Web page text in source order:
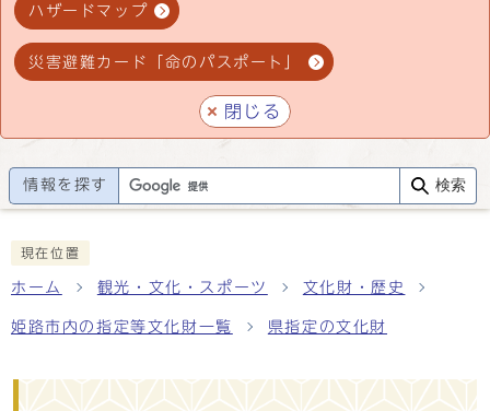
ハザードマップ
災害避難カード「命のパスポート」
閉じる
情報を探す 検索
現在位置
ホーム 観光・文化・スポーツ 文化財・歴史
姫路市内の指定等文化財一覧 県指定の文化財